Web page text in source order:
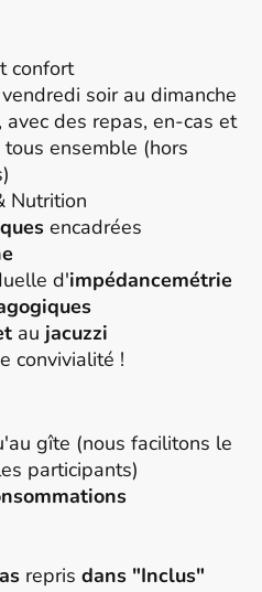
confort
soir au dimanche
des repas, en-cas et
ensemble (hors
Nutrition
encadrées
d'impédancemétrie
au jacuzzi
convivialité !
gîte (nous facilitons le
participants)
repris dans "Inclus"